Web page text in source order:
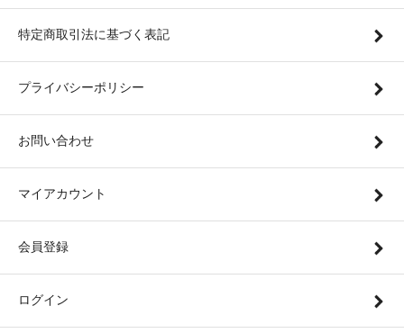
特定商取引法に基づく表記
プライバシーポリシー
お問い合わせ
マイアカウント
会員登録
ログイン